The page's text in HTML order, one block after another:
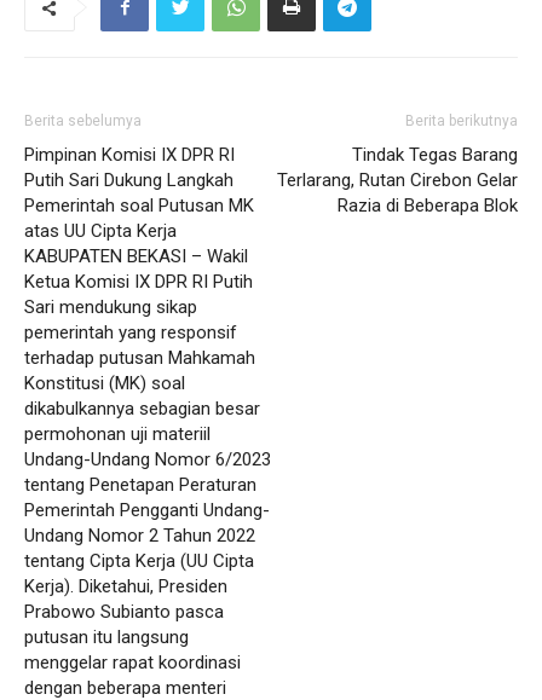
Berita sebelumya
Pimpinan Komisi IX DPR RI
Putih Sari Dukung Langkah
Pemerintah soal Putusan MK
atas UU Cipta Kerja
KABUPATEN BEKASI – Wakil
Ketua Komisi IX DPR RI Putih
Sari mendukung sikap
pemerintah yang responsif
terhadap putusan Mahkamah
Konstitusi (MK) soal
dikabulkannya sebagian besar
permohonan uji materiil
Undang-Undang Nomor 6/2023
tentang Penetapan Peraturan
Pemerintah Pengganti Undang-
Undang Nomor 2 Tahun 2022
tentang Cipta Kerja (UU Cipta
Kerja). Diketahui, Presiden
Prabowo Subianto pasca
putusan itu langsung
menggelar rapat koordinasi
dengan beberapa menteri
Berita berikutnya
Tindak Tegas Barang
Terlarang, Rutan Cirebon Gelar
Razia di Beberapa Blok